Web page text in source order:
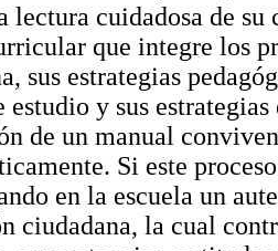
lectura cuidadosa de
que integre los
sus estrategias
estudio y sus
de un manual
Si este
en la escuela un
ciudadana, la cual